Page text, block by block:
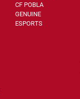
CF POBLA
GENUINE
ESPORTS